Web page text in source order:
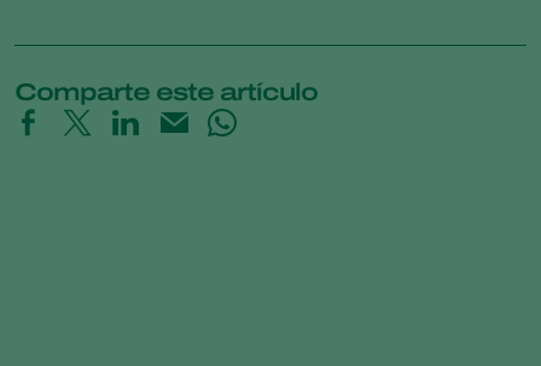
Comparte este artículo